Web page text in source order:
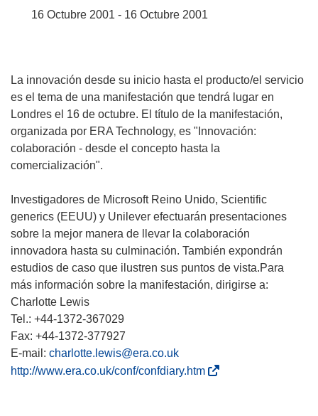
16 Octubre 2001 - 16 Octubre 2001
La innovación desde su inicio hasta el producto/el servicio
es el tema de una manifestación que tendrá lugar en
Londres el 16 de octubre. El título de la manifestación,
organizada por ERA Technology, es "Innovación:
colaboración - desde el concepto hasta la
comercialización".
Investigadores de Microsoft Reino Unido, Scientific
generics (EEUU) y Unilever efectuarán presentaciones
sobre la mejor manera de llevar la colaboración
innovadora hasta su culminación. También expondrán
estudios de caso que ilustren sus puntos de vista.Para
más información sobre la manifestación, dirigirse a:
Charlotte Lewis
Tel.: +44-1372-367029
Fax: +44-1372-377927
E-mail: charlotte.lewis@era.co.uk
http://www.era.co.uk/conf/confdiary.htm(